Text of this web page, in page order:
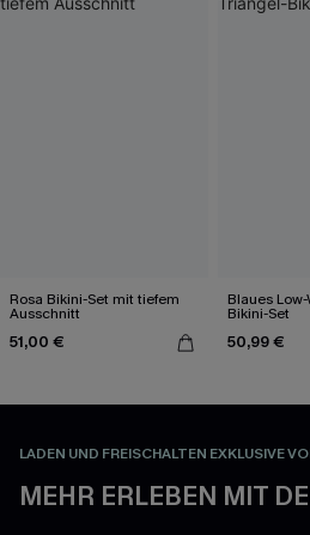
Rosa Bikini-Set mit tiefem
Ausschnitt
51,00 €
Blaues
Bikini-Set
50,99 €
LADEN UND FREISCHALTEN EXKLUSIVE
MEHR ERLEBEN MIT